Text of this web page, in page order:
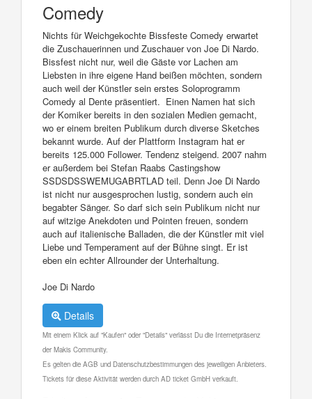
Comedy
Nichts für Weichgekochte Bissfeste Comedy erwartet
die Zuschauerinnen und Zuschauer von Joe Di Nardo.
Bissfest nicht nur, weil die Gäste vor Lachen am
Liebsten in ihre eigene Hand beißen möchten, sondern
auch weil der Künstler sein erstes Soloprogramm
Comedy al Dente präsentiert. Einen Namen hat sich
der Komiker bereits in den sozialen Medien gemacht,
wo er einem breiten Publikum durch diverse Sketches
bekannt wurde. Auf der Plattform Instagram hat er
bereits 125.000 Follower. Tendenz steigend. 2007 nahm
er außerdem bei Stefan Raabs Castingshow
SSDSDSSWEMUGABRTLAD teil. Denn Joe Di Nardo
ist nicht nur ausgesprochen lustig, sondern auch ein
begabter Sänger. So darf sich sein Publikum nicht nur
auf witzige Anekdoten und Pointen freuen, sondern
auch auf italienische Balladen, die der Künstler mit viel
Liebe und Temperament auf der Bühne singt. Er ist
eben ein echter Allrounder der Unterhaltung.
Joe Di Nardo
Details
Mit einem Klick auf "Kaufen" oder "Details" verlässt Du die Internetpräsenz
der Makis Community.
Es gelten die AGB und Datenschutzbestimmungen des jeweiligen Anbieters.
Tickets für diese Aktivität werden durch AD ticket GmbH verkauft.